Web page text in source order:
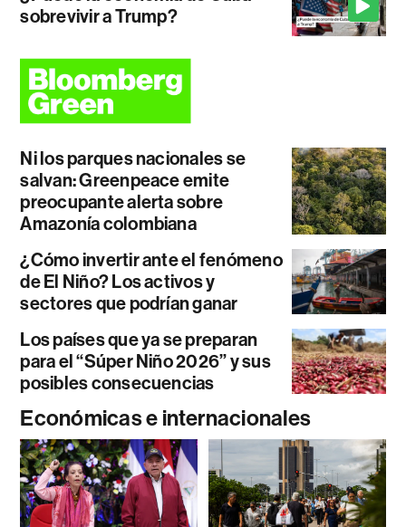
sobrevivir a Trump?
Ni los parques nacionales se
salvan: Greenpeace emite
preocupante alerta sobre
Amazonía colombiana
¿Cómo invertir ante el fenómeno
de El Niño? Los activos y
sectores que podrían ganar
Los países que ya se preparan
para el “Súper Niño 2026” y sus
posibles consecuencias
Económicas e internacionales